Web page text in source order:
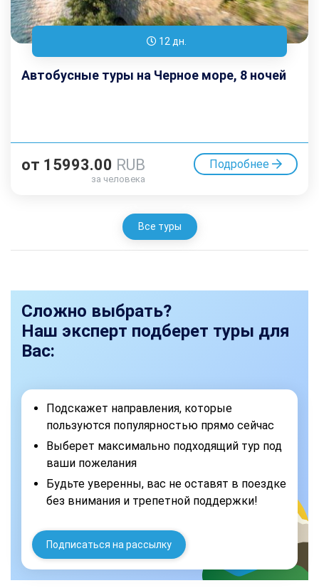
12 дн.
Автобусные туры на Черное море, 8 ночей
от 15993.00 RUB
за человека
Подробнее
Все туры
Сложно выбрать?
Наш эксперт подберет туры для
Вас:
Подскажет направления, которые
пользуются популярностью прямо сейчас
Выберет максимально подходящий тур под
ваши пожелания
Будьте уверенны, вас не оставят в поездке
без внимания и трепетной поддержки!
Подписаться на рассылку